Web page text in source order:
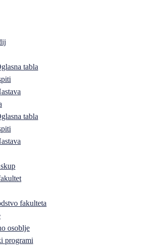
tabla
tabla
fakulteta
osoblje
programi